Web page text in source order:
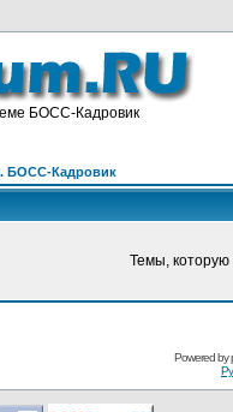
БОСС-Кадровик
БОСС-Кадровик
Темы, которую
Pоwerеd by